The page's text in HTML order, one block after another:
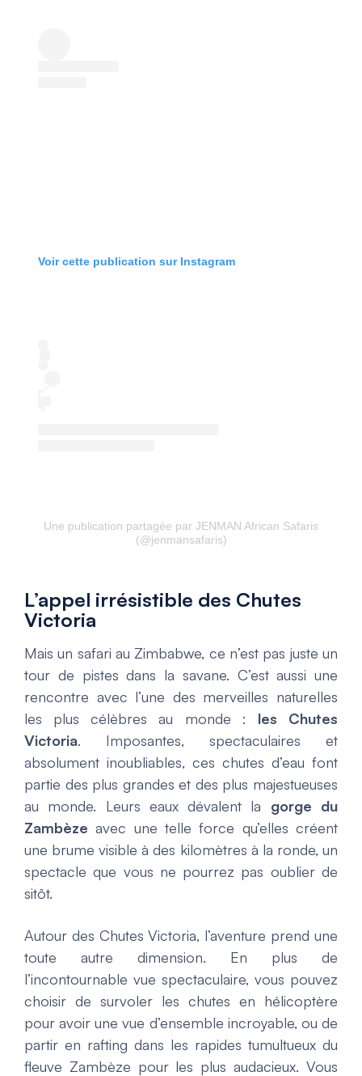
Voir cette publication sur Instagram
Une publication partagée par JENMAN African Safaris
(@jenmansafaris)
L’appel irrésistible des Chutes
Victoria
Mais un safari au Zimbabwe, ce n’est pas juste un
tour de pistes dans la savane. C’est aussi une
rencontre avec l’une des merveilles naturelles
les plus célèbres au monde : les Chutes
Victoria. Imposantes, spectaculaires et
absolument inoubliables, ces chutes d’eau font
partie des plus grandes et des plus majestueuses
au monde. Leurs eaux dévalent la gorge du
Zambèze avec une telle force qu’elles créent
une brume visible à des kilomètres à la ronde, un
spectacle que vous ne pourrez pas oublier de
sitôt.
Autour des Chutes Victoria, l’aventure prend une
toute autre dimension. En plus de
l’incontournable vue spectaculaire, vous pouvez
choisir de survoler les chutes en hélicoptère
pour avoir une vue d’ensemble incroyable, ou de
partir en rafting dans les rapides tumultueux du
fleuve Zambèze pour les plus audacieux. Vous